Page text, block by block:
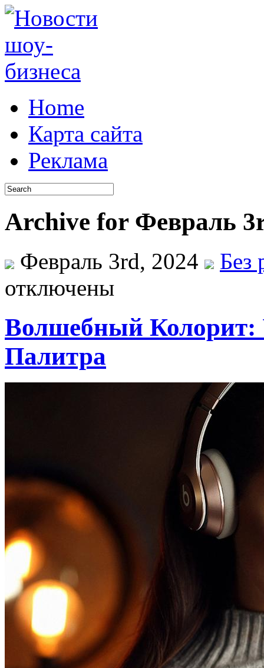
Home
Карта сайта
Реклама
Archive for Февраль
Февраль 3rd, 2024
Без
отключены
Волшебный Колорит:
Палитра